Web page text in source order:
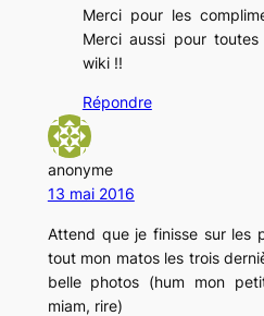
Merci pour les
Merci aussi pour
wiki !!
Répondre
anonyme
13 mai 2016
Attend que je finisse sur les
tout mon matos les trois
belle photos (hum mon
miam, rire)